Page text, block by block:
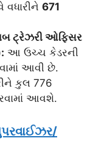
671
ટ્રેઝરી ઓફિસર
આ ઉચ્ચ કેડરની
આવી છે.
કુલ 776
આવશે.